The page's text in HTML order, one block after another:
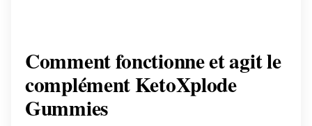
Comment fonctionne et agit le
complément KetoXplode
Gummies